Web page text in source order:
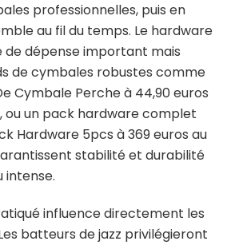
professionnelles, puis en
au fil du temps. Le hardware
de dépense important mais
de cymbales robustes comme
Cymbale Perche à 44,90 euros
ou un pack hardware complet
Hardware 5pcs à 369 euros au
stabilité et durabilité
intense.
influence directement les
batteurs de jazz privilégieront